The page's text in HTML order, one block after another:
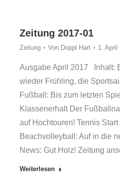
Zeitung 2017-01
Zeitung Von Doppl Hart 1. April
Ausgabe April 2017 Inhalt:
wieder Frühling, die
Fußball: Bis zum letzten
Klassenerhalt Der
auf Hochtouren! Tennis
Beachvolleyball: Auf in die
News: Gut Holz! Zeitung
Weiterlesen